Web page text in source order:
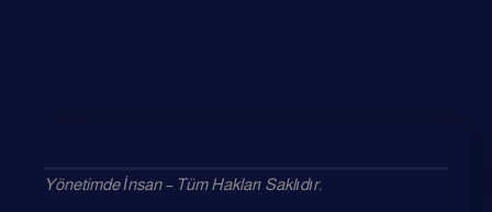
Yönetimde İnsan – Tüm Hakları Saklıdır.